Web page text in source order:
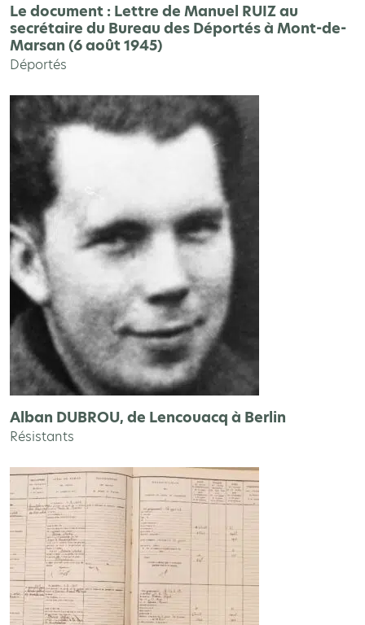
Le document : Lettre de Manuel RUIZ au
secrétaire du Bureau des Déportés à Mont-de-
Marsan (6 août 1945)
Déportés
Alban DUBROU, de Lencouacq à Berlin
Résistants